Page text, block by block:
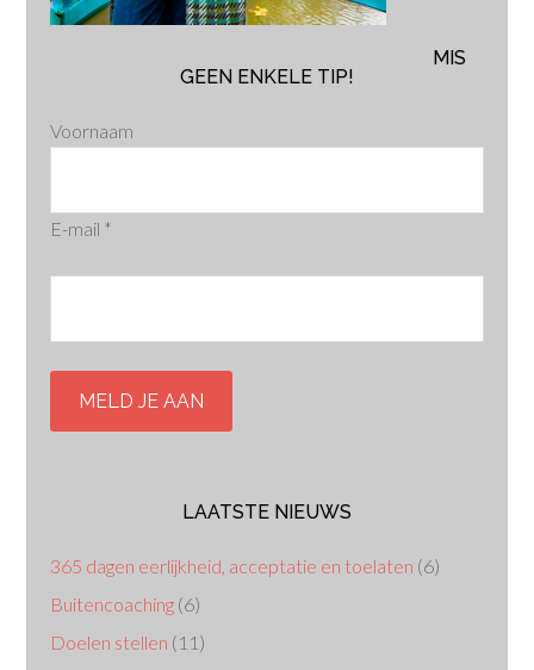
MIS
GEEN ENKELE TIP!
Voornaam
E-mail *
LAATSTE NIEUWS
365 dagen eerlijkheid, acceptatie en toelaten (6)
Buitencoaching (6)
Doelen stellen (11)